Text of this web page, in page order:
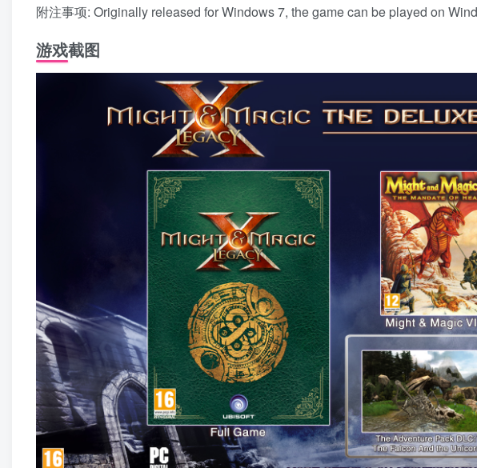
附注事项: Originally released for Windows 7, the game can be played on
游戏截图